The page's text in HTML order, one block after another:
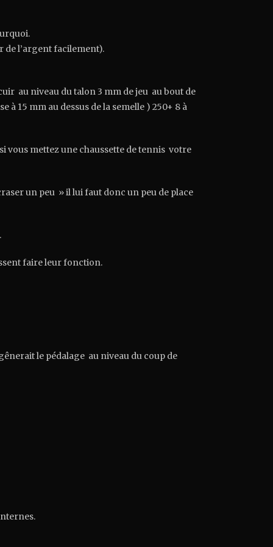
de l’argent facilement).
au niveau du talon 3 mm de jeu au bout de
15 mm au dessus de la semelle ) 250+ 8 à
vous mettez une chaussette de tennis votre
un peu » il lui faut donc un peu de place
faire leur fonction.
le pédalage au niveau du coup de